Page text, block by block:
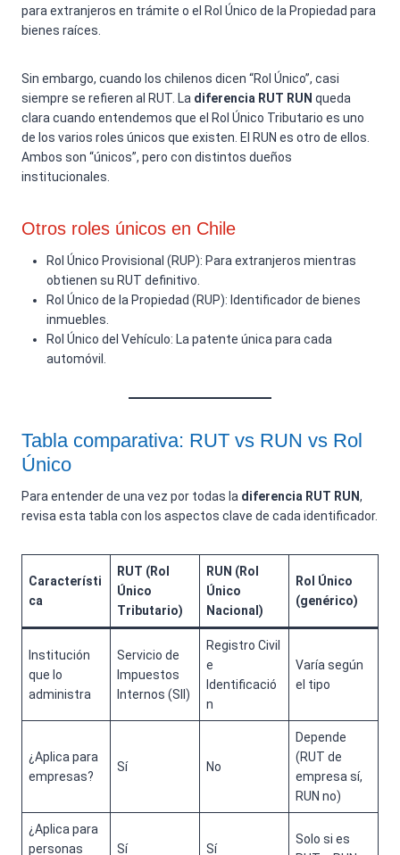
para extranjeros en trámite o el Rol Único de la Propiedad para
bienes raíces.
Sin embargo, cuando los chilenos dicen “Rol Único”, casi
siempre se refieren al RUT. La diferencia RUT RUN queda
clara cuando entendemos que el Rol Único Tributario es uno
de los varios roles únicos que existen. El RUN es otro de ellos.
Ambos son “únicos”, pero con distintos dueños
institucionales.
Otros roles únicos en Chile
Rol Único Provisional (RUP): Para extranjeros mientras
obtienen su RUT definitivo.
Rol Único de la Propiedad (RUP): Identificador de bienes
inmuebles.
Rol Único del Vehículo: La patente única para cada
automóvil.
Tabla comparativa: RUT vs RUN vs Rol
Único
Para entender de una vez por todas la diferencia RUT RUN,
revisa esta tabla con los aspectos clave de cada identificador.
Característi
ca
RUT (Rol
Único
Tributario)
RUN (Rol
Único
Nacional)
Rol Único
(genérico)
Institución
que lo
administra
Servicio de
Impuestos
Internos (SII)
Registro Civil
e
Identificació
n
Varía según
el tipo
¿Aplica para
empresas?
Sí No
Depende
(RUT de
empresa sí,
RUN no)
¿Aplica para
personas
Sí Sí
Solo si es